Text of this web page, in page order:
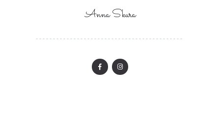
Anna Skura